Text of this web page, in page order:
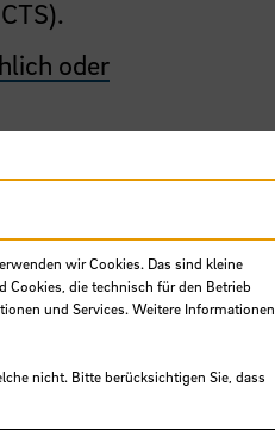
oder
wir Cookies. Das sind kleine
Cookies, die technisch für den Betrieb
und Services. Weitere Informationen
nicht. Bitte berücksichtigen Sie, dass